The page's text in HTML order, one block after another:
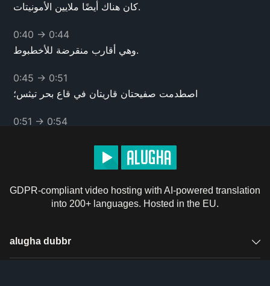
كان هناك أيضًا ملايين الأمونيتات.
0:40 → 0:44
وهي أقارب منقرضة للأخطبوط.
0:45 → 0:51
اصطدمت صفيحتان قاريتان في قاع بحر تيثس؛
0:51 → 0:54
الصهارة الساخنة.
GDPR-compliant video hosting with AI-powered translation
into 200+ languages. Hosted in the EU.
alugha dubbr